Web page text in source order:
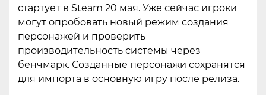
стартует в Steam 20 мая. Уже сейчас игроки
могут опробовать новый режим создания
персонажей и проверить
производительность системы через
бенчмарк. Созданные персонажи сохранятся
для импорта в основную игру после релиза.